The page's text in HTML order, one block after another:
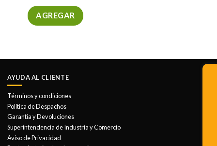
AGREGAR
AYUDA AL CLIENTE
Términos y condiciones
Política de Despachos
Garantía y Devoluciones
Superintendencia de Industria y Comercio
Aviso de Privacidad